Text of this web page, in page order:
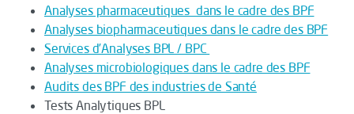
Analyses pharmaceutiques dans le cadre des BPF
Analyses biopharmaceutiques dans le cadre des BPF
Services d’Analyses BPL / BPC
Analyses microbiologiques dans le cadre des BPF
Audits des BPF des industries de Santé
Tests Analytiques BPL